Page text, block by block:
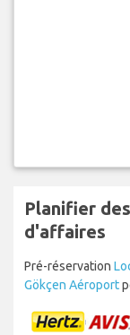
Planifier
d'affaires
Pré-réservation
Gökçen Aéroport